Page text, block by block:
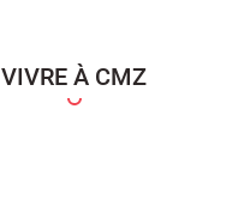
VIVRE À CMZ